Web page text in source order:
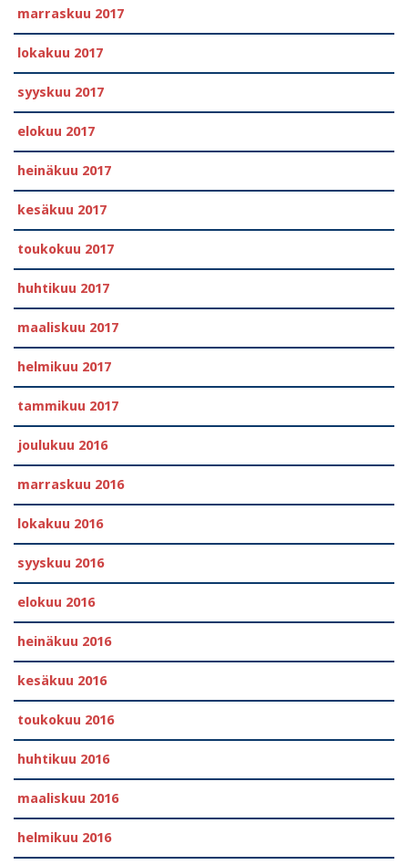
marraskuu 2017
lokakuu 2017
syyskuu 2017
elokuu 2017
heinäkuu 2017
kesäkuu 2017
toukokuu 2017
huhtikuu 2017
maaliskuu 2017
helmikuu 2017
tammikuu 2017
joulukuu 2016
marraskuu 2016
lokakuu 2016
syyskuu 2016
elokuu 2016
heinäkuu 2016
kesäkuu 2016
toukokuu 2016
huhtikuu 2016
maaliskuu 2016
helmikuu 2016